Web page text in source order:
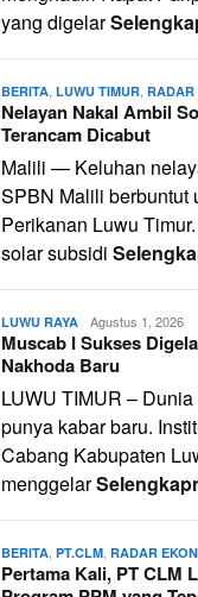
yang digelar
BERITA LUWU TIMUR RADAR
Nelayan Nakal Ambil
Terancam Dicabut
Malili — Keluhan
SPBN Malili berbuntut
Perikanan Luwu
solar subsidi
LUWU RAYA admin
Agustus 1, 2026
Muscab I Sukses
Nakhoda Baru
LUWU TIMUR –
punya kabar baru.
Cabang Kabupaten
menggelar
BERITA PT.CLM RADAR
Pertama Kali, PT CLM